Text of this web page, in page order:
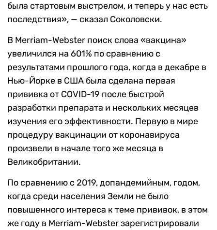
была стартовым выстрелом, и теперь у нас есть
последствия», — сказал Соколовски.
В Merriam-Webster поиск слова «вакцина»
увеличился на 601% по сравнению с
результатами прошлого года, когда в декабре в
Нью-Йорке в США была сделана первая
прививка от COVID-19 после быстрой
разработки препарата и нескольких месяцев
изучения его эффективности. Первую в мире
процедуру вакцинации от коронавируса
произвели в начале того же месяца в
Великобритании.
По сравнению с 2019, допандемийным, годом,
когда среди населения Земли не было
повышенного интереса к теме прививок, в этом
же году в Merriam-Webster зарегистрировали